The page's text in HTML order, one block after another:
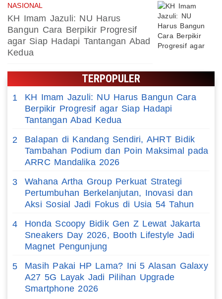
NASIONAL
KH Imam Jazuli: NU Harus
Bangun Cara Berpikir Progresif
agar Siap Hadapi Tantangan Abad
Kedua
TERPOPULER
1
KH Imam Jazuli: NU Harus Bangun Cara
Berpikir Progresif agar Siap Hadapi
Tantangan Abad Kedua
2
Balapan di Kandang Sendiri, AHRT Bidik
Tambahan Podium dan Poin Maksimal pada
ARRC Mandalika 2026
3
Wahana Artha Group Perkuat Strategi
Pertumbuhan Berkelanjutan, Inovasi dan
Aksi Sosial Jadi Fokus di Usia 54 Tahun
4
Honda Scoopy Bidik Gen Z Lewat Jakarta
Sneakers Day 2026, Booth Lifestyle Jadi
Magnet Pengunjung
5
Masih Pakai HP Lama? Ini 5 Alasan Galaxy
A27 5G Layak Jadi Pilihan Upgrade
Smartphone 2026